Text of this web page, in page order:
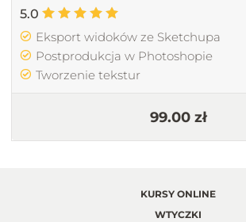
5.0
Eksport widoków ze Sketchupa
Postprodukcja w Photoshopie
Tworzenie tekstur
99.00 zł
KURSY ONLINE
WTYCZKI